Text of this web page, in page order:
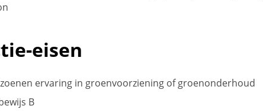
eisen
ervaring in groenvoorziening of groenonderhoud
B